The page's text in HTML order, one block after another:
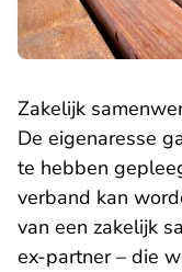
Zakelijk
De eigenaresse
te hebben
verband kan
van een zakelijk
ex-partner – die